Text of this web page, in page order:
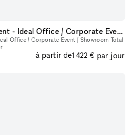
Office Space For Rent - Ideal Office / Corporate Event / Showroom
Office / Corporate Event / Showroom Total
à partir de1 422 € par jour